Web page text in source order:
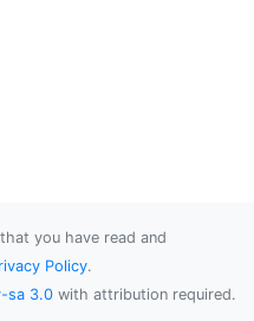
you have read and
Policy.
sa 3.0 with attribution required.